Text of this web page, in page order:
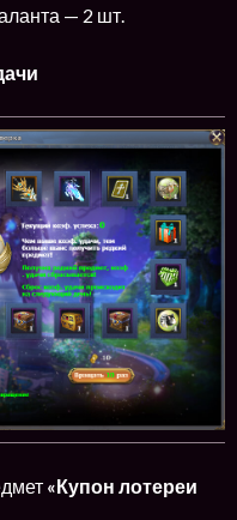
— 2 шт.
«Купон лотереи